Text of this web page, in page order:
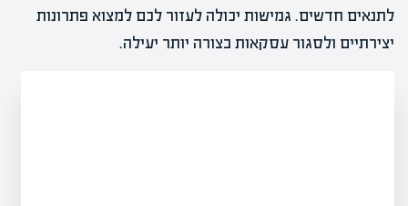
לתנאים חדשים. גמישות יכולה לעזור לכם למצוא פתרונות
יצירתיים ולסגור עסקאות בצורה יותר יעילה.